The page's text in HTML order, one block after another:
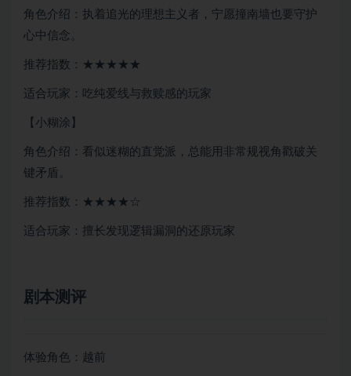
角色介绍：执着追光的理想主义者，宁愿撞南墙也要守护
心中信念。
推荐指数：★★★★★
适合玩家：吃纯爱线与救赎感的玩家
【小糊涂】
角色介绍：看似迷糊的直觉派，总能用非常规视角戳破关
键矛盾。
推荐指数：★★★★☆
适合玩家：擅长发现逻辑漏洞的还原玩家
剧本测评
体验角色：越前